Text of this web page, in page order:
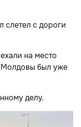
слетел с дороги
на место
был уже
делу.